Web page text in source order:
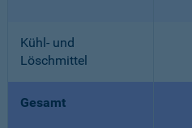
Kühl- und
Löschmittel
Gesamt